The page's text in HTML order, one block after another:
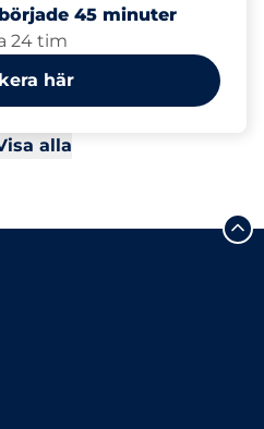
45 minuter
24 tim
här
alla